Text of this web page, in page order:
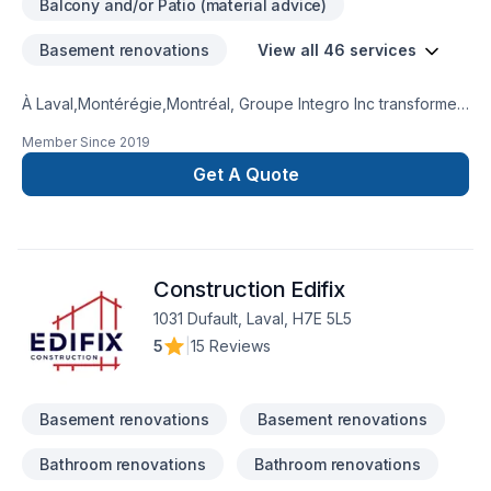
Balcony and/or Patio (material advice)
Basement renovations View all 46 services
À Laval,Montérégie,Montréal, Groupe Integro Inc transforme
unique dans le domaine de Adaptation dom.,
Agrandissement, Après-sinistre, Béton, Commercial, Crépis,
Cuisine, Drain français, Excavation, Fissures, Garage,
Transport. Nous privilégions la transparence, l'écoute et
l'efficacité pour bâtir des relations de confiance avec nos
clients. Nous sommes impatients de collaborer avec vous
pour concrétiser votre projet.
Member Since 2019
Get A Quote
Construction Edifix
1031 Dufault, Laval, H7E 5L5
5
15 Reviews
Basement renovations Basement renovations
Bathroom renovations Bathroom renovations